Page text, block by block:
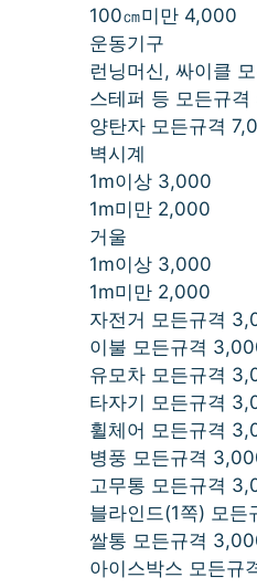
100㎝미만 4,000
운동기구
런닝머신, 싸이클
스테퍼 등 모든규
양탄자 모든규격
벽시계
1m이상 3,000
1m미만 2,000
거울
1m이상 3,000
1m미만 2,000
자전거 모든규격
이불 모든규격
유모차 모든규격
타자기 모든규격
휠체어 모든규격
병풍 모든규격
고무통 모든규격
블라인드(1쪽) 모
쌀통 모든규격
아이스박스 모든규